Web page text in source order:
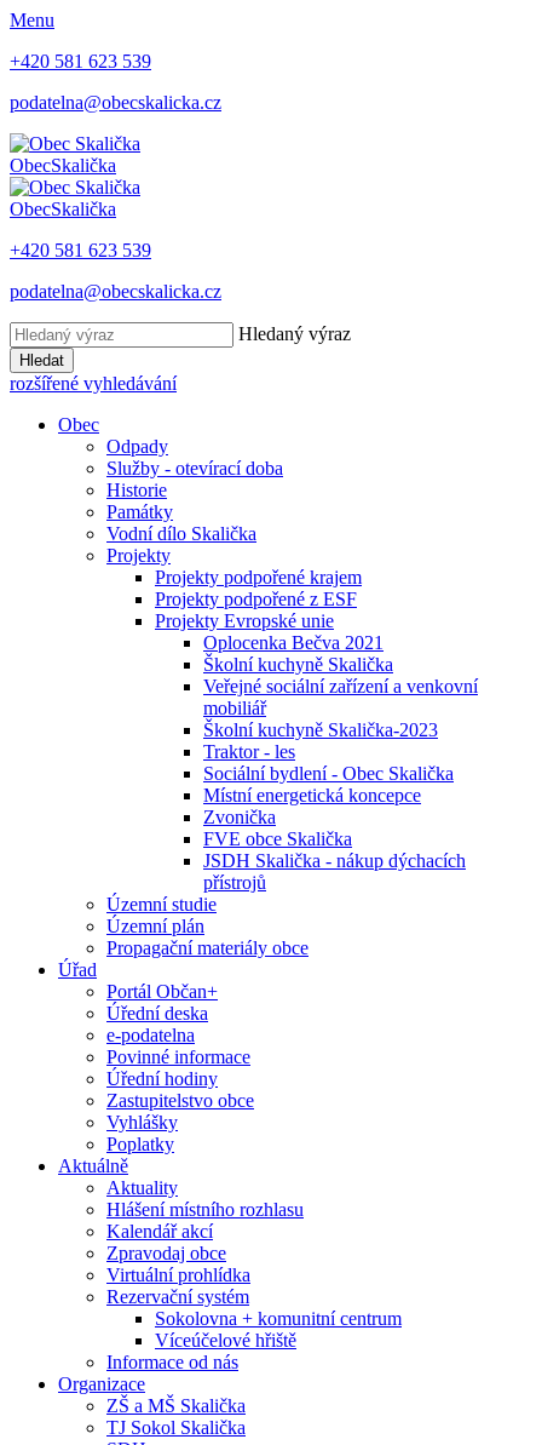
Menu
+420 581 623 539
podatelna@obecskalicka.cz
ObecSkalička
ObecSkalička
+420 581 623 539
podatelna@obecskalicka.cz
Hledaný výraz
Hledat
rozšířené vyhledávání
Obec
Odpady
Služby - otevírací doba
Historie
Památky
Vodní dílo Skalička
Projekty
Projekty podpořené krajem
Projekty podpořené z ESF
Projekty Evropské unie
Oplocenka Bečva 2021
Školní kuchyně Skalička
Veřejné sociální zařízení a venkovní
mobiliář
Školní kuchyně Skalička-2023
Traktor - les
Sociální bydlení - Obec Skalička
Místní energetická koncepce
Zvonička
FVE obce Skalička
JSDH Skalička - nákup dýchacích
přístrojů
Územní studie
Územní plán
Propagační materiály obce
Úřad
Portál Občan+
Úřední deska
e-podatelna
Povinné informace
Úřední hodiny
Zastupitelstvo obce
Vyhlášky
Poplatky
Aktuálně
Aktuality
Hlášení místního rozhlasu
Kalendář akcí
Zpravodaj obce
Virtuální prohlídka
Rezervační systém
Sokolovna + komunitní centrum
Víceúčelové hřiště
Informace od nás
Organizace
ZŠ a MŠ Skalička
TJ Sokol Skalička